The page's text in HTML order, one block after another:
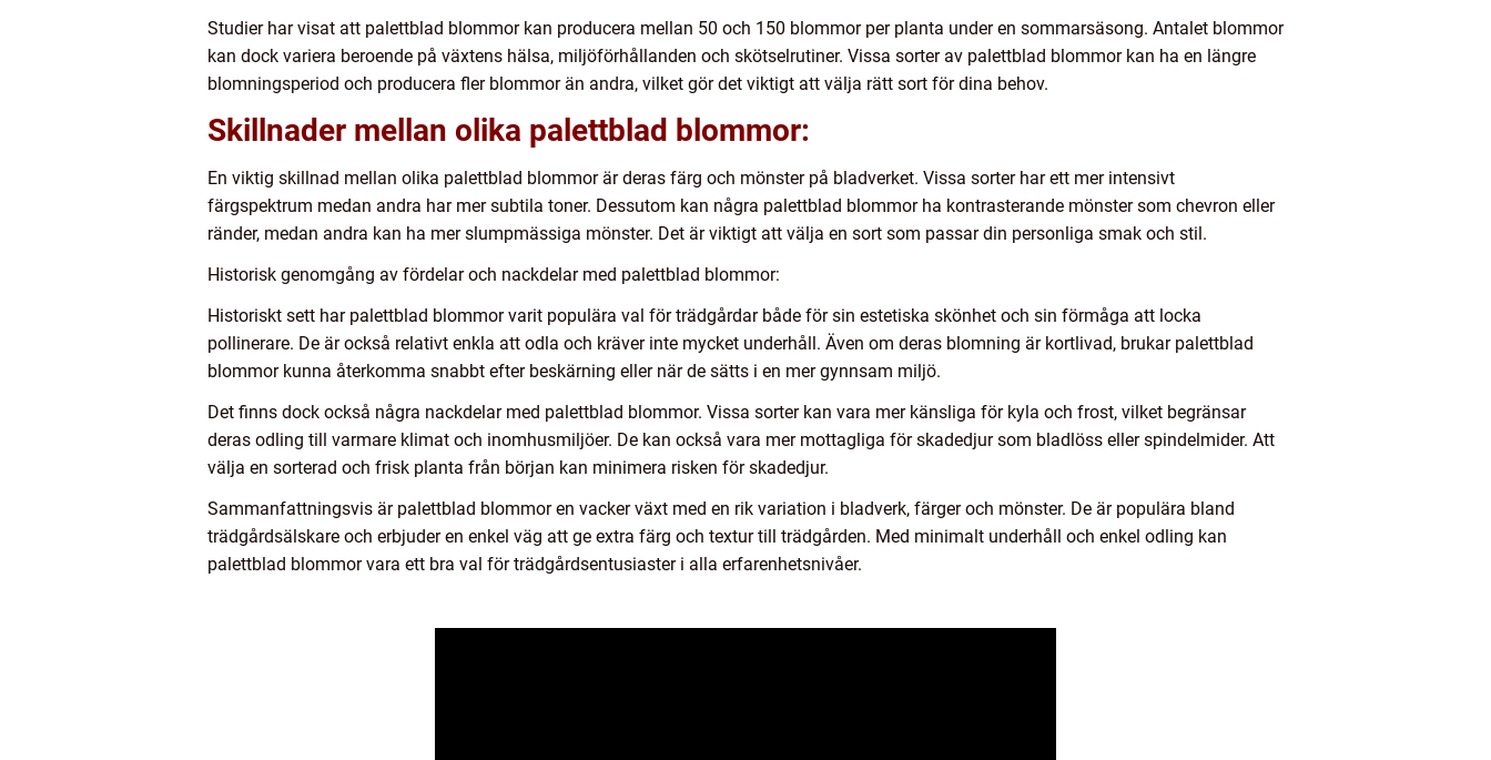
Studier har visat att palettblad blommor kan producera mellan 50 och 150 blommor per planta under en sommarsäsong. Antalet blommor
kan dock variera beroende på växtens hälsa, miljöförhållanden och skötselrutiner. Vissa sorter av palettblad blommor kan ha en längre
blomningsperiod och producera fler blommor än andra, vilket gör det viktigt att välja rätt sort för dina behov.
Skillnader mellan olika palettblad blommor:
En viktig skillnad mellan olika palettblad blommor är deras färg och mönster på bladverket. Vissa sorter har ett mer intensivt
färgspektrum medan andra har mer subtila toner. Dessutom kan några palettblad blommor ha kontrasterande mönster som chevron eller
ränder, medan andra kan ha mer slumpmässiga mönster. Det är viktigt att välja en sort som passar din personliga smak och stil.
Historisk genomgång av fördelar och nackdelar med palettblad blommor:
Historiskt sett har palettblad blommor varit populära val för trädgårdar både för sin estetiska skönhet och sin förmåga att locka
pollinerare. De är också relativt enkla att odla och kräver inte mycket underhåll. Även om deras blomning är kortlivad, brukar palettblad
blommor kunna återkomma snabbt efter beskärning eller när de sätts i en mer gynnsam miljö.
Det finns dock också några nackdelar med palettblad blommor. Vissa sorter kan vara mer känsliga för kyla och frost, vilket begränsar
deras odling till varmare klimat och inomhusmiljöer. De kan också vara mer mottagliga för skadedjur som bladlöss eller spindelmider. Att
välja en sorterad och frisk planta från början kan minimera risken för skadedjur.
Sammanfattningsvis är palettblad blommor en vacker växt med en rik variation i bladverk, färger och mönster. De är populära bland
trädgårdsälskare och erbjuder en enkel väg att ge extra färg och textur till trädgården. Med minimalt underhåll och enkel odling kan
palettblad blommor vara ett bra val för trädgårdsentusiaster i alla erfarenhetsnivåer.